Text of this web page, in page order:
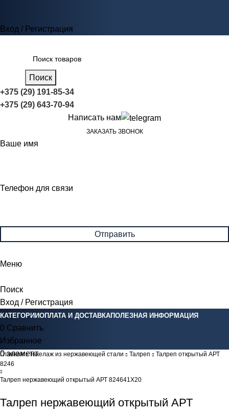
Вход / Регистрация
Поиск
+375 (29) 191-85-34
+375 (29) 643-70-94
Написать нам
ЗАКАЗАТЬ ЗВОНОК
Ваше имя
Телефон для связи
Меню
Поиск
Вход / Регистрация
КАТЕГОРИИОПЛАТА И ДОСТАВКАПОЛЕЗНАЯ ИНФОРМАЦИЯ
0 Сравнить
Избранное
0элемент 0Br
Главная Такелаж из нержавеющей стали Талреп
Талреп открытый АРТ
8246
Талреп нержавеющий открытый АРТ 824641Х20
Талреп нержавеющий открытый АРТ